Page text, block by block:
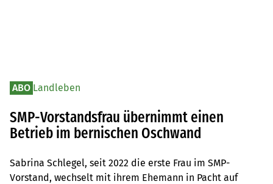
ABO Landleben
SMP-Vorstandsfrau übernimmt einen
Betrieb im bernischen Oschwand
Sabrina Schlegel, seit 2022 die erste Frau im SMP-
Vorstand, wechselt mit ihrem Ehemann in Pacht auf